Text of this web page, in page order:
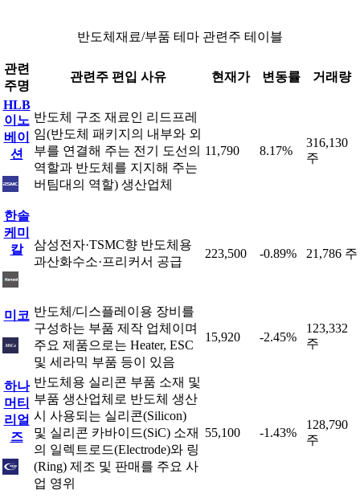
반도체재료/부품 테마 관련주 테이블
관련
주명
관련주 편입 사유 현재가 변동률 거래량
HLB
이노
베이
션
반도체 구조 재료인 리드프레
임(반도체 패키지의 내부와 외
부를 연결해 주는 전기 도선의
역할과 반도체를 지지해 주는
버팀대의 역할) 생산업체
11,790 8.17%
316,130
주
한솔
케미
칼
삼성전자·TSMC향 반도체용
과산화수소·프리커서 공급
223,500 -0.89% 21,786 주
미코 반도체/디스플레이용 장비를
구성하는 부품 제작 업체이며
주요 제품으로는 Heater, ESC
및 세라믹 부품 등이 있음
15,920 -2.45%
123,332
주
하나
머티
리얼
즈
반도체용 실리콘 부품 소재 및
부품 생산업체로 반도체 생산
시 사용되는 실리콘(Silicon)
및 실리콘 카바이드(SiC) 소재
의 일렉트로드(Electrode)와 링
(Ring) 제조 및 판매를 주요 사
업 영위
55,100 -1.43%
128,790
주